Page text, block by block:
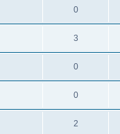
0
3
0
0
2